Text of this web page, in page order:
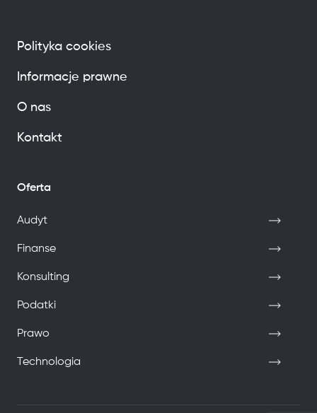
Polityka cookies
Informacje prawne
O nas
Kontakt
Oferta
Audyt
Finanse
Konsulting
Podatki
Prawo
Technologia